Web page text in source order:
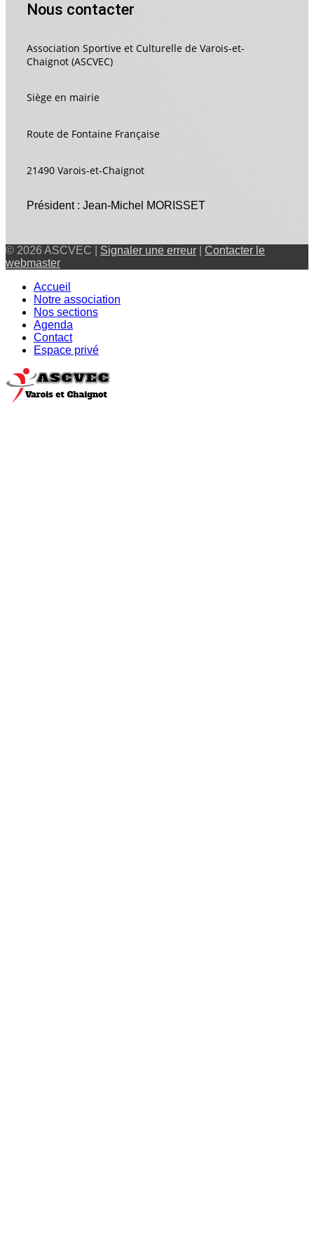
Nous contacter
Association Sportive et Culturelle de Varois-et-
Chaignot (ASCVEC)
Siège en mairie
Route de Fontaine Française
21490 Varois-et-Chaignot
Président : Jean-Michel MORISSET
© 2026 ASCVEC | Signaler une erreur
Contacter le
webmaster
Accueil
Notre association
Nos sections
Agenda
Contact
Espace privé